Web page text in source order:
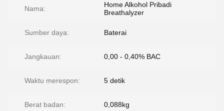
Nama:
Home Alkohol Pribadi
Breathalyzer
Sumber daya: Baterai
Jangkauan: 0,00 - 0,40% BAC
Waktu merespon: 5 detik
Berat badan: 0,088kg